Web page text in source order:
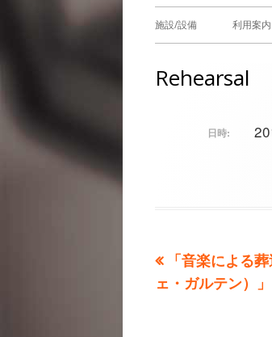
メ
ン
施設/設備 利用案内
Rehearsal
日時:
投 前
の
「音楽による
ェ・ガルテン）」